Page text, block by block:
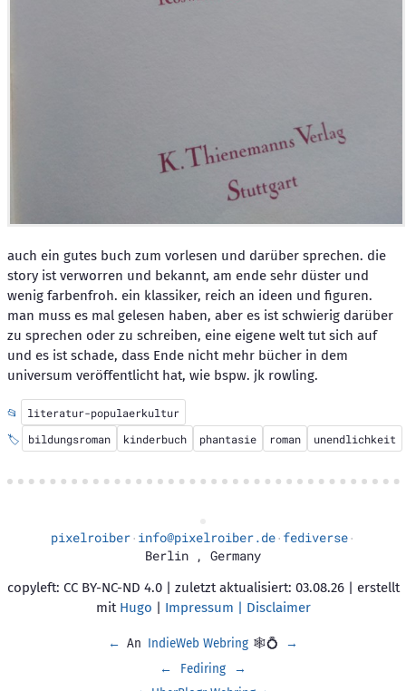
auch ein gutes buch zum vorlesen und darüber sprechen. die
story ist verworren und bekannt, am ende sehr düster und
wenig farbenfroh. ein klassiker, reich an ideen und figuren.
man muss es mal gelesen haben, aber es ist schwierig darüber
zu sprechen oder zu schreiben, eine eigene welt tut sich auf
und es ist schade, dass Ende nicht mehr bücher in dem
universum veröffentlicht hat, wie bspw. jk rowling.
📂
literatur-populaerkultur
🏷️
bildungsroman kinderbuch phantasie roman unendlichkeit
pixelroiber· info@pixelroiber.de· fediverse·
Berlin , Germany
copyleft: CC BY-NC-ND 4.0 | zuletzt aktualisiert: 03.08.26 | erstellt
mit Hugo Impressum | Disclaimer
← An IndieWeb Webring 🕸💍
→
←
Fediring
→